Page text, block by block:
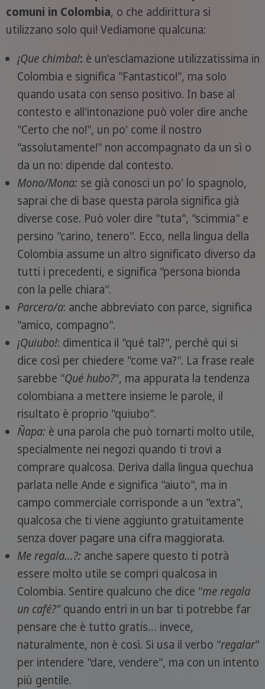
comuni in Colombia, o che addirittura si
utilizzano solo qui! Vediamone qualcuna:
¡Que chimba!: è un'esclamazione utilizzatissima in
Colombia e significa "Fantastico!", ma solo
quando usata con senso positivo. In base al
contesto e all'intonazione può voler dire anche
"Certo che no!", un po' come il nostro
"assolutamente!" non accompagnato da un sì o
da un no: dipende dal contesto.
Mono/Mona: se già conosci un po' lo spagnolo,
saprai che di base questa parola significa già
diverse cose. Può voler dire "tuta", "scimmia" e
persino "carino, tenero". Ecco, nella lingua della
Colombia assume un altro significato diverso da
tutti i precedenti, e significa "persona bionda
con la pelle chiara".
Parcero/a: anche abbreviato con parce, significa
"amico, compagno".
¡Quiubo!: dimentica il "qué tal?", perché qui si
dice così per chiedere "come va?". La frase reale
sarebbe "Qué hubo?", ma appurata la tendenza
colombiana a mettere insieme le parole, il
risultato è proprio "quiubo".
Ñapa: è una parola che può tornarti molto utile,
specialmente nei negozi quando ti trovi a
comprare qualcosa. Deriva dalla lingua quechua
parlata nelle Ande e significa "aiuto", ma in
campo commerciale corrisponde a un "extra",
qualcosa che ti viene aggiunto gratuitamente
senza dover pagare una cifra maggiorata.
Me regala…?: anche sapere questo ti potrà
essere molto utile se compri qualcosa in
Colombia. Sentire qualcuno che dice "me regala
un café?"quando entri in un bar ti potrebbe far
pensare che è tutto gratis… invece,
naturalmente, non è così. Si usa il verbo "regalar"
per intendere "dare, vendere", ma con un intento
più gentile.